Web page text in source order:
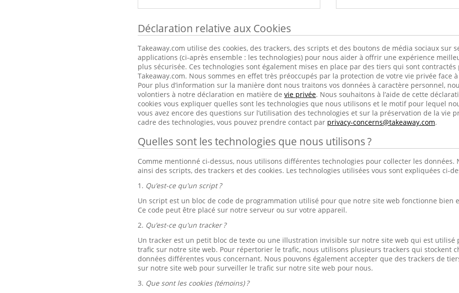
Déclaration relative aux Cookies
Takeaway.com utilise des cookies, des trackers, des scripts et des boutons de média sociaux sur
applications (ci-après ensemble : les technologies) pour nous aider à offrir une expérience
plus sécurisée. Ces technologies sont également mises en place par des tiers qui sont contractés
Takeaway.com. Nous sommes en effet très préoccupés par la protection de votre vie privée face
Pour plus d’information sur la manière dont nous traitons vos données à caractère personnel,
volontiers à notre déclaration en matière de vie privée. Nous souhaitons à l’aide de cette
cookies vous expliquer quelles sont les technologies que nous utilisons et le motif pour lequel
vous avez encore des questions sur l’utilisation des technologies et sur la préservation de la vie
cadre des technologies, vous pouvez prendre contact par privacy-concerns@takeaway.com.
Quelles sont les technologies que nous utilisons ?
Comme mentionné ci-dessus, nous utilisons différentes technologies pour collecter les données.
ainsi des scripts, des trackers et des cookies. Les technologies utilisées vous sont expliquées ci-
1. Qu’est-ce qu'un script ?
Un script est un bloc de code de programmation utilisé pour que notre site web fonctionne bien
Ce code peut être placé sur notre serveur ou sur votre appareil.
2. Qu’est-ce qu'un tracker ?
Un tracker est un petit bloc de texte ou une illustration invisible sur notre site web qui est utilisé
trafic sur notre site web. Pour répertorier le trafic, nous utilisons plusieurs trackers qui stockent
données différentes vous concernant. Nous pouvons également accepter que des trackers de
sur notre site web pour surveiller le trafic sur notre site web pour nous.
3. Que sont les cookies (témoins) ?